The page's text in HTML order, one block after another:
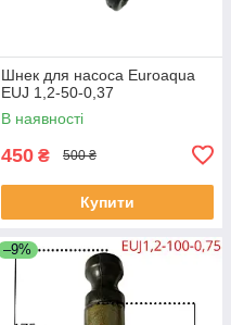
Шнек для насоса Euroaqua
EUJ 1,2-50-0,37
В наявності
450 ₴ 500 ₴
Купити
–9%